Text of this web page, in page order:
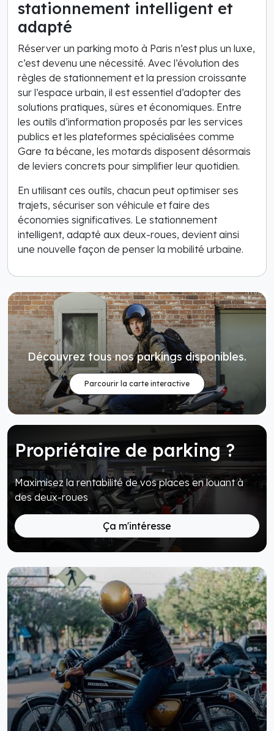
stationnement intelligent et
adapté
Réserver un parking moto à Paris n’est plus un luxe,
c’est devenu une nécessité. Avec l’évolution des
règles de stationnement et la pression croissante
sur l’espace urbain, il est essentiel d’adopter des
solutions pratiques, sûres et économiques. Entre
les outils d’information proposés par les services
publics et les plateformes spécialisées comme
Gare ta bécane, les motards disposent désormais
de leviers concrets pour simplifier leur quotidien.
En utilisant ces outils, chacun peut optimiser ses
trajets, sécuriser son véhicule et faire des
économies significatives. Le stationnement
intelligent, adapté aux deux-roues, devient ainsi
une nouvelle façon de penser la mobilité urbaine.
Découvrez tous nos parkings disponibles.
Parcourir la carte interactive
Propriétaire de parking ?
Maximisez la rentabilité de vos places en louant à
des deux-roues
Ça m'intéresse